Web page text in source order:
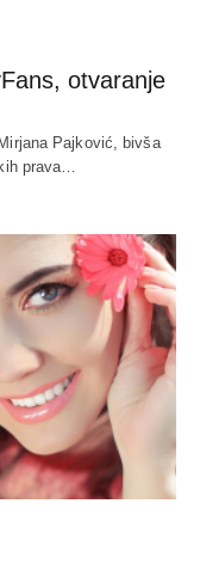
otvaranje
Pajković, bivša
prava…